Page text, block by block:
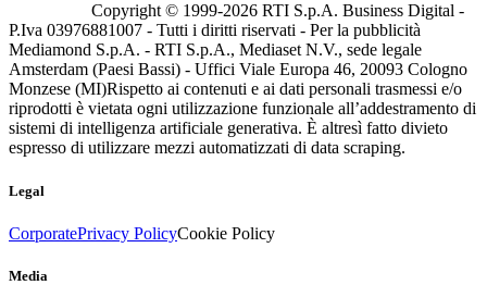
Copyright © 1999-2026 RTI S.p.A. Business Digital -
P.Iva 03976881007 - Tutti i diritti riservati - Per la pubblicità
Mediamond S.p.A. - RTI S.p.A., Mediaset N.V., sede legale
Amsterdam (Paesi Bassi) - Uffici Viale Europa 46, 20093 Cologno
Monzese (MI)Rispetto ai contenuti e ai dati personali trasmessi e/o
riprodotti è vietata ogni utilizzazione funzionale all’addestramento di
sistemi di intelligenza artificiale generativa. È altresì fatto divieto
espresso di utilizzare mezzi automatizzati di data scraping.
Legal
CorporatePrivacy PolicyCookie Policy
Media